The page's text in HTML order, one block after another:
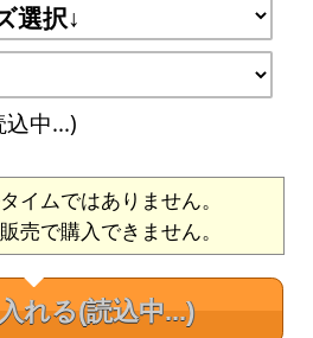
中...)
イムではありません。
売で購入できません。
れる(読込中...)